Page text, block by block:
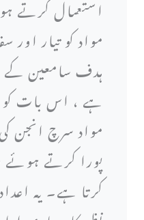
استعمال کرتے
مواد کو تیار
ہدف سامعین کے
ہے ، اس بات کو
مواد سرچ انجن
پورا کرتے
کرتا ہے۔ یہ